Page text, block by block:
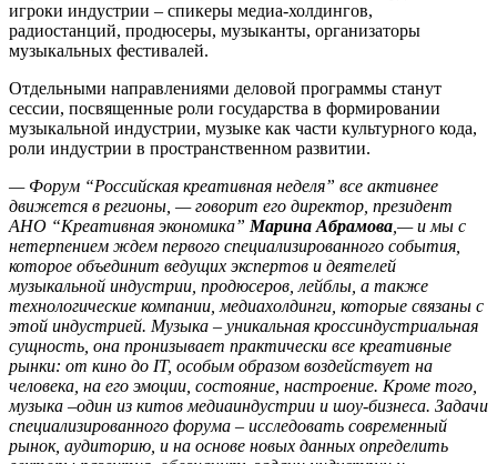
игроки индустрии – спикеры медиа-холдингов,
радиостанций, продюсеры, музыканты, организаторы
музыкальных фестивалей.
Отдельными направлениями деловой программы станут
сессии, посвященные роли государства в формировании
музыкальной индустрии, музыке как части культурного кода,
роли индустрии в пространственном развитии.
— Форум “Российская креативная неделя” все активнее
движется в регионы , — говорит его директор, президент
АНО “Креативная экономика” Марина Абрамова — и мы с
нетерпением ждем первого специализированного события,
которое объединит ведущих экспертов и деятелей
музыкальной индустрии, продюсеров, лейблы, а также
технологические компании, медиахолдинги, которые связаны с
этой индустрией. Музыка – уникальная кроссиндустриальная
сущность, она пронизывает практически все креативные
рынки: от кино до IT, особым образом воздействует на
человека, на его эмоции, состояние, настроение. Кроме того,
музыка –один из китов медиаиндустрии и шоу-бизнеса. Задачи
специализированного форума – исследовать современный
рынок, аудиторию, и на основе новых данных определить